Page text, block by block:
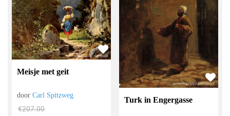
Meisje met geit
doorCarl Spitzweg
€207.00
Turk in Engergasse